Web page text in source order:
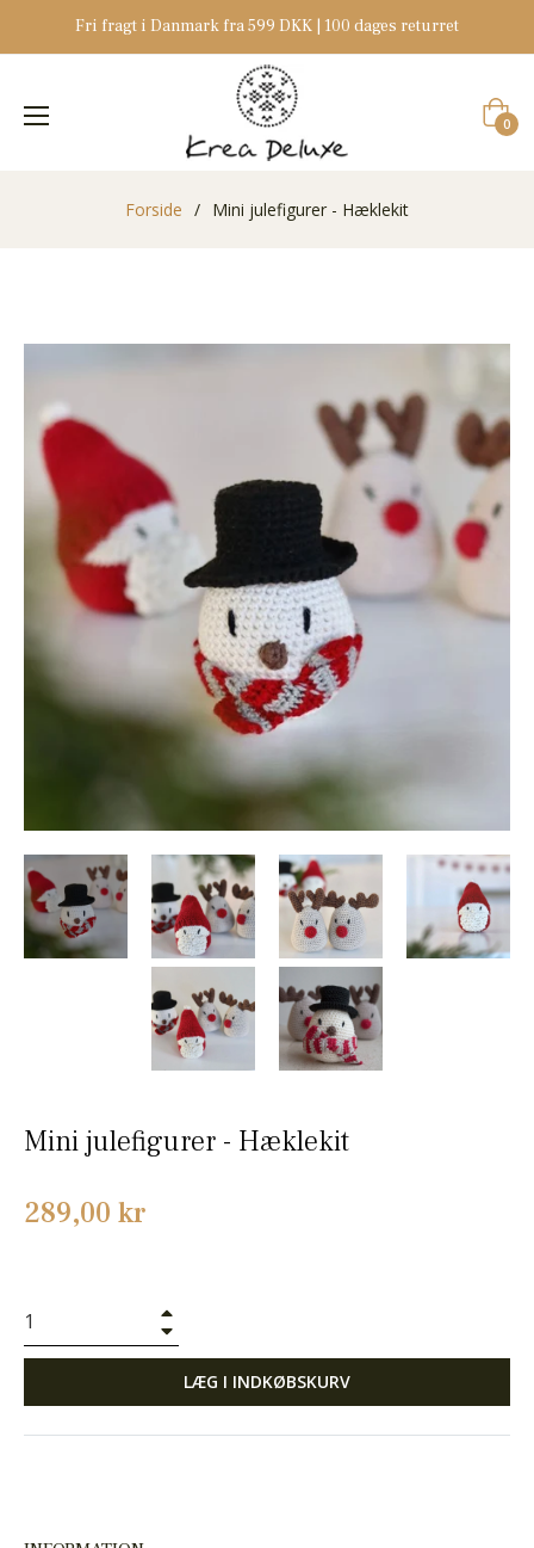
Fri fragt i Danmark fra 599 DKK | 100 dages returret
0
Forside / Mini julefigurer - Hæklekit
Mini julefigurer - Hæklekit
Normalpris
289,00 kr
LÆG I INDKØBSKURV